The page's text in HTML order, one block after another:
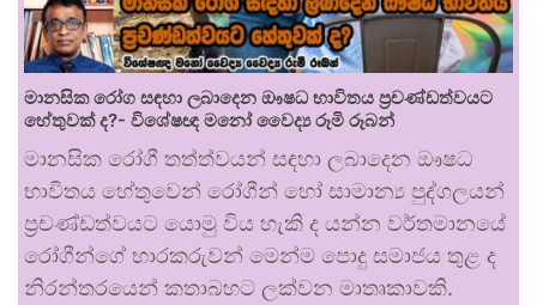
මානසික රෝග සඳහා ලබාදෙන ඖෂධ භාවිතය ප්‍රචණ්ඩත්වයට
හේතුවක් ද?- විශේෂඥ මනෝ වෛද්‍ය රූමි රූබන්
මානසික රෝගී තත්ත්වයන් සඳහා ලබාදෙන ඖෂධ
භාවිතය හේතුවෙන් රෝගීන් හෝ සාමාන්‍ය පුද්ගලයන්
ප්‍රචණ්ඩත්වයට යොමු විය හැකි ද යන්න වර්තමානයේ
රෝගීන්ගේ භාරකරුවන් මෙන්ම පොදු සමාජය තුළ ද
නිරන්තරයෙන් කතාබහට ලක්වන මාතෘකාවකි.